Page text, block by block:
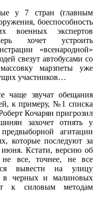
у 7 стран (главным
боеспособность
военных экспертов
хочет устроить
«всенародной»
свезут автобусами со
марзпеты уже
участников…
чаще звучат обещания
к примеру, №1 списка
Кочарян пригрозил
захочет отнять у
агитации
которые последуют за
июня. Кстати, версию об
не все, точнее, не все
вывести на улицу
в черных и малиновых
к силовым методам